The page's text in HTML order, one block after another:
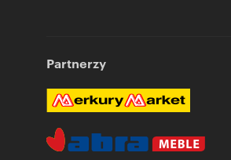
Partnerzy